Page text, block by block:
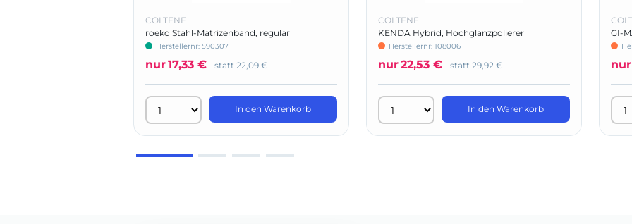
COLTENE
roeko Stahl-Matrizenband, regular
Herstellernr: 590307
nur17,33 € statt 22,09 €
In den Warenkorb
COLTENE
KENDA Hybrid, Hochglanzpolierer
Herstellernr: 108006
nur22,53 € statt 29,92 €
In den Warenkorb
GI-
nur